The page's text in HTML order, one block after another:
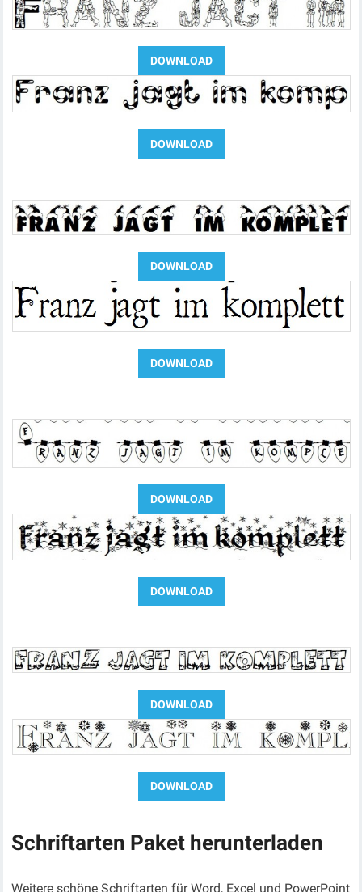
Schriftarten Paket herunterladen
Weitere schöne Schriftarten für Word, Excel und PowerPoint